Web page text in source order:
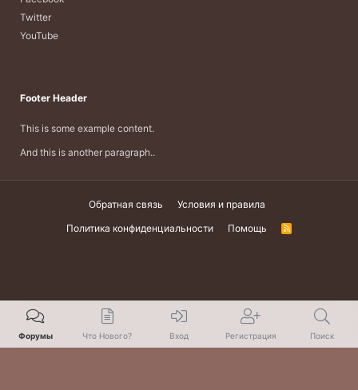
Twitter
YouTube
Footer Header
This is some example content.
And this is another paragraph..
Обратная связь
Условия и правила
Политика конфиденциальности
Помощь
R
Форумы Что Нового? Вход Регистрация Поиск